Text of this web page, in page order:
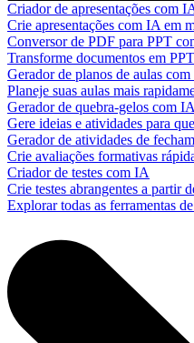
Criador de apresentações com
Crie apresentações com IA em
Conversor de PDF para PPT
Transforme documentos em
Gerador de planos de aulas
Planeje suas aulas mais
Gerador de quebra-gelos com IA
Gere ideias e atividades para
Gerador de atividades de
Crie avaliações formativas
Criador de testes com IA
Crie testes abrangentes a partir
Explorar todas as ferramentas